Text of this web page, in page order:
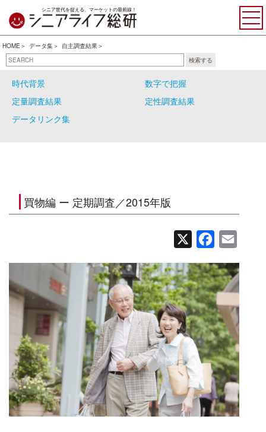
シニア世代を捉える、マーケットの最前線！
HOME データ集
自主調査結果
検索する
自主調査結果
シニアの大分類
時代背景
数字で把握
定量調査結果
定性調査結果
データリンク集
買物編 ー 定期調査／2015年版
Facebook